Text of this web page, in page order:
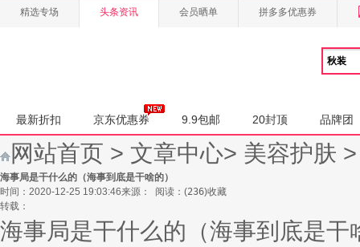
精选专场 头条资讯 会员晒单 拼多多优惠券
最新折扣 京东优惠券 9.9包邮 20封顶 品牌团
网站首页 > 文章中心> 美容护肤
海事局是干什么的（海事到底是干啥的）
时间：2020-12-25 19:03:46来源： 阅读： (236)收藏
转载：
海事局是干什么的（海事到底是